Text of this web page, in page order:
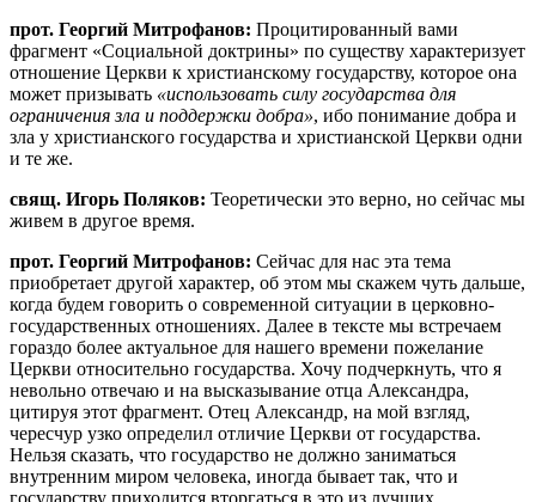
прот. Георгий Митрофанов: Процитированный вами
фрагмент «Социальной доктрины» по существу характеризует
отношение Церкви к христианскому государству, которое она
может призывать «использовать силу государства для
ограничения зла и поддержки добра», ибо понимание добра и
зла у христианского государства и христианской Церкви одни
и те же.
свящ. Игорь Поляков: Теоретически это верно, но сейчас мы
живем в другое время.
прот. Георгий Митрофанов: Сейчас для нас эта тема
приобретает другой характер, об этом мы скажем чуть дальше,
когда будем говорить о современной ситуации в церковно-
государственных отношениях. Далее в тексте мы встречаем
гораздо более актуальное для нашего времени пожелание
Церкви относительно государства. Хочу подчеркнуть, что я
невольно отвечаю и на высказывание отца Александра,
цитируя этот фрагмент. Отец Александр, на мой взгляд,
чересчур узко определил отличие Церкви от государства.
Нельзя сказать, что государство не должно заниматься
внутренним миром человека, иногда бывает так, что и
государству приходится вторгаться в это из лучших